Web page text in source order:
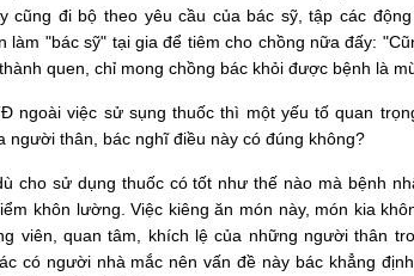
cũng đi bộ theo yêu cầu của bác sỹ, tập các
làm "bác sỹ" tại gia để tiêm cho chồng nữa đấy:
quen, chỉ mong chồng bác khỏi được bệnh là
ngoài việc sử sụng thuốc thì một yếu tố quan
người thân, bác nghĩ điều này có đúng không?
cho sử dụng thuốc có tốt như thế nào mà bệnh
khôn lường. Việc kiêng ăn món này, món kia
viên, quan tâm, khích lệ của những người thân
có người nhà mắc nên vấn đề này bác khẳng